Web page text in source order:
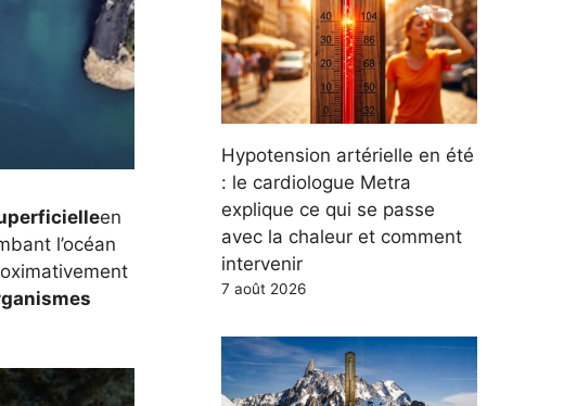
en
l’océan
Hypotension artérielle en été
: le cardiologue Metra
explique ce qui se passe
avec la chaleur et comment
intervenir
7 août 2026